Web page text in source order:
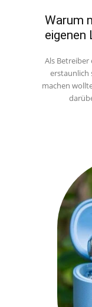
Warum
eigenen
Als
erstaunlich
machen